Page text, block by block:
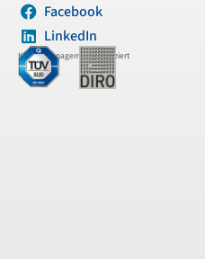
Facebook
LinkedIn
Kanzleimanagement zertifiziert